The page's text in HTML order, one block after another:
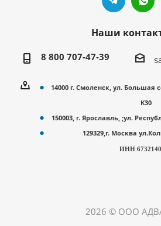
Наши
8 800 707-47-39
14000 г. Смоленск, ул. Большая
К30
150003, г. Ярославль, ;ул.
129329,г. Москва
ИНН
2026 © ООО